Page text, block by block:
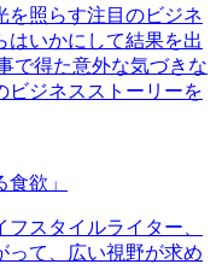
を照らす注目のビジネ
はいかにして結果を出
で得た意外な気づきな
ビジネスストーリーを
欲」
スタイルライター、
って、広い視野が求め